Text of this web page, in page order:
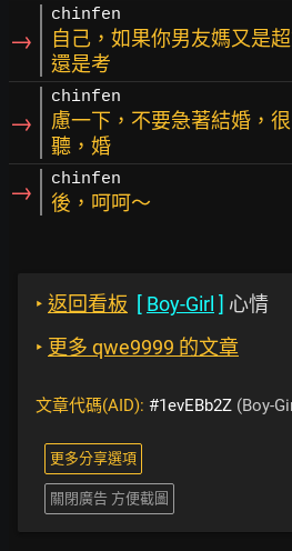
→
chinfen
自己，如果你男友媽又是
還是考
→
chinfen
慮一下，不要急著結婚，
聽，婚
→ chinfen
後，呵呵～
‣ 返回看板 [ Boy-Girl ] 心情
‣ 更多 qwe9999 的文章
文章代碼(AID): #1evEBb2Z (Boy-
更多分享選項
關閉廣告 方便截圖